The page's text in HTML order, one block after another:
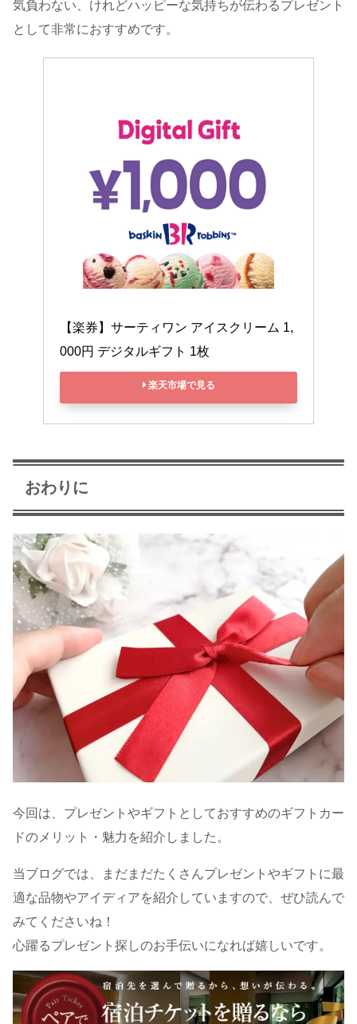
気負わない、けれどハッピーな気持ちが伝わるプレゼント
として非常におすすめです。
【楽券】サーティワン アイスクリーム 1,
000円 デジタルギフト 1枚
楽天市場で見る
おわりに
今回は、プレゼントやギフトとしておすすめのギフトカー
ドのメリット・魅力を紹介しました。
当ブログでは、まだまだたくさんプレゼントやギフトに最
適な品物やアイディアを紹介していますので、ぜひ読んで
みてくださいね！
心躍るプレゼント探しのお手伝いになれば嬉しいです。